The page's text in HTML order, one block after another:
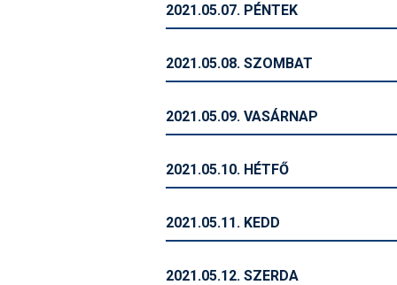
2021.05.07. PÉNTEK
2021.05.08. SZOMBAT
2021.05.09. VASÁRNAP
2021.05.10. HÉTFŐ
2021.05.11. KEDD
2021.05.12. SZERDA